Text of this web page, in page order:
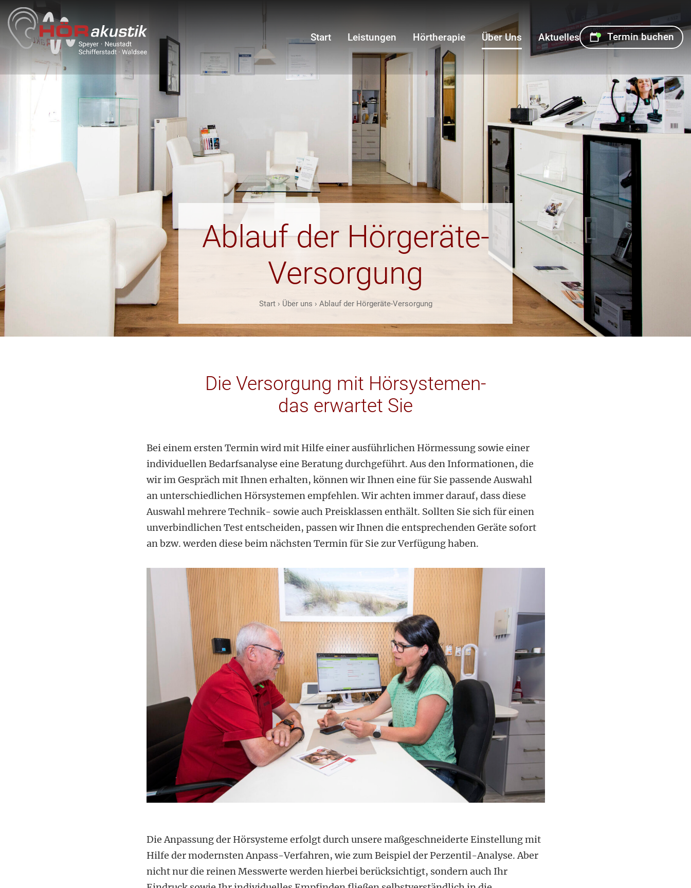
Start Leistungen Hörtherapie Über Uns Aktuelles Termin buchen
Ablauf der Hörgeräte-
Versorgung
Start› Über uns › Ablauf der Hörgeräte-Versorgung
Die Versorgung mit Hörsystemen-
das erwartet Sie
Bei einem ersten Termin wird mit Hilfe einer ausführlichen Hörmessung sowie einer
individuellen Bedarfsanalyse eine Beratung durchgeführt. Aus den Informationen, die
wir im Gespräch mit Ihnen erhalten, können wir Ihnen eine für Sie passende Auswahl
an unterschiedlichen Hörsystemen empfehlen. Wir achten immer darauf, dass diese
Auswahl mehrere Technik- sowie auch Preisklassen enthält. Sollten Sie sich für einen
unverbindlichen Test entscheiden, passen wir Ihnen die entsprechenden Geräte sofort
an bzw. werden diese beim nächsten Termin für Sie zur Verfügung haben.
Die Anpassung der Hörsysteme erfolgt durch unsere maßgeschneiderte Einstellung mit
Hilfe der modernsten Anpass-Verfahren, wie zum Beispiel der Perzentil-Analyse. Aber
nicht nur die reinen Messwerte werden hierbei berücksichtigt, sondern auch Ihr